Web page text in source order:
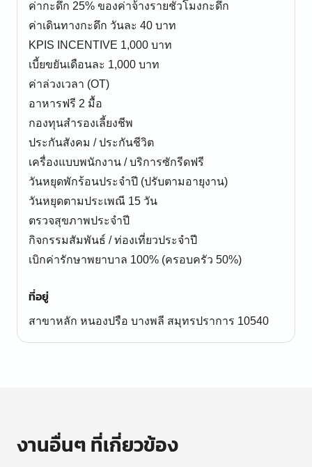
ค่ากะดึก 25% ของค่าจ้างรายชั่วโมงกะดึก
ค่าเดินทางกะดึก วันละ 40 บาท
KPIS INCENTIVE 1,000 บาท
เบี้ยขยันเดือนละ 1,000 บาท
ค่าล่วงเวลา (OT)
อาหารฟรี 2 มื้อ
กองทุนสำรองเลี้ยงชีพ
ประกันสังคม / ประกันชีวิต
เครื่องแบบพนักงาน / บริการซักรีดฟรี
วันหยุดพักร้อนประจำปี (ปรับตามอายุงาน)
วันหยุดตามประเพณี 15 วัน
ตรวจสุขภาพประจำปี
กิจกรรมสัมพันธ์ / ท่องเที่ยวประจำปี
เบิกค่ารักษาพยาบาล 100% (ครอบครัว 50%)
ที่อยู่
สาขาหลัก หนองปรือ บางพลี สมุทรปราการ 10540
งานอื่นๆ ที่เกี่ยวข้อง